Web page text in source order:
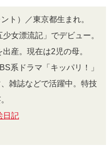
ト）／東京都生まれ。
女漂流記」でデビュー。
産。現在は2児の母。
系ドラマ「キッパリ！」
雑誌などで活躍中。特技
日記